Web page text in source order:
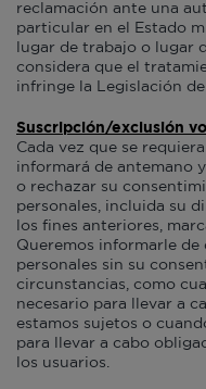
reclamación ante una
particular en el Estado
lugar de trabajo o lugar
considera que el
infringe la Legislación
Suscripción/exclusión
Cada vez que se
informará de antemano
o rechazar su
personales, incluida su
los fines anteriores,
Queremos informarle de
personales sin su
circunstancias, como
necesario para llevar a
estamos sujetos o
para llevar a cabo
los usuarios.